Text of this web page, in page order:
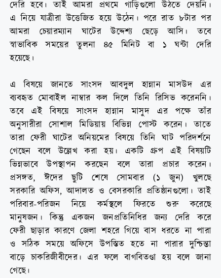
দেরি হবে। তাই আমরা প্রথমে গাড়িগুলো উঠতে দেয়নি।
এ নিয়ে যাত্রীরা উত্তেজিত হয়ে উঠেন। পরে রাত ৮টার পর
আমরা চেয়ারম্যান ঘাটের উদ্দেশ্য ছেড়ে আসি। তবে
স্বাভাবিক সময়ের তুলনা ৪৫ মিনিট বা ১ ঘন্টা দেরি
হয়েছে।
এ বিষয়ে জানতে সাংসদ আবদুল হান্নান মাসউদ এর
ব্যবহৃত মোবাইল নাম্বার কল দিলে তিনি রিসিভ করেননি।
তবে এই বিষয়ে সাংসদ হান্নান মাসুদ এর পক্ষে তাঁর
অনুসারীরা সোশাল মিডিয়ায় বিভিন্ন পোস্ট করেন। তাতে
তারা ফেরী ঘাটের অনিয়মের বিষয়ে তিনি ঘাট পরিদর্শনে
গেছেন বলে উল্লেখ করা হয়। একটি গ্রুপ এই বিষয়টি
ভিন্নভাবে উপস্থাপন করছেন বলে তারা প্রচার করেন।
প্রসঙ্গত, ঈদের ছুটি শেষে সোমবার (১ জুন) খুলছে
সরকারি অফিস, আদালত ও বেসরকারি প্রতিষ্ঠানগুলো। তাই
পরিবার-পরিজন নিয়ে কর্মস্থলে ফিরতে শুরু করেছে
মানুষজন। কিন্তু একজন জনপ্রতিনিধির জন্য দেরি করে
ফেরী ছাড়ার কারণে জেলা শহরে গিয়ে বাস ধরতে না পারা
ও সঠিক সময়ে অফিসে উপস্তিত হতে না পারার দুশ্চিন্তা
বাড়ে চাকরিজীবীদের। এর ফলে বাগবিতণ্ডা হয় বলে জানা
গেছে।